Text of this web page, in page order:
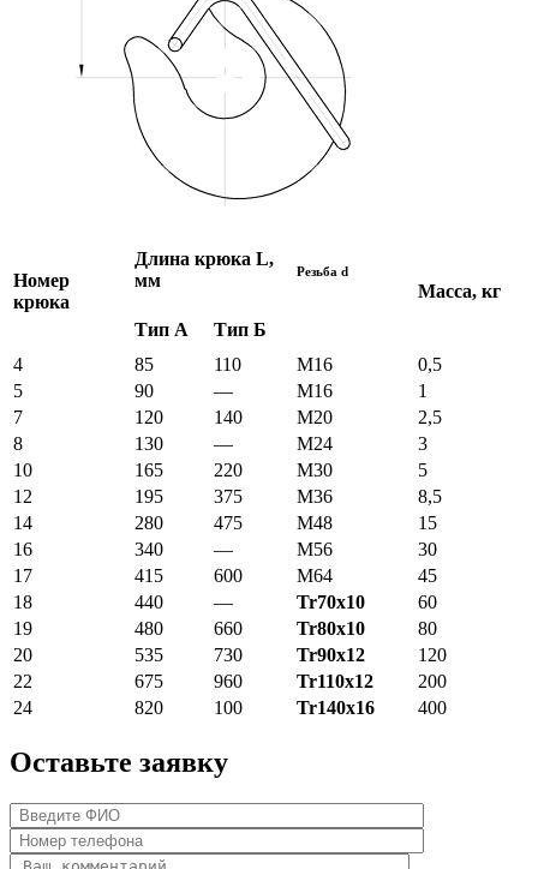
Номер
крюка
Длина крюка L,
мм
Резьба d
Масса, кг
Тип А
Тип Б
4
85 110 М16
0,5
5
90 — М16
1
7
120 140 М20
2,5
8
130 — М24
3
10
165 220 М30
5
12
195 375 М36
8,5
14
280 475 М48
15
16
340 — М56
30
17
415 600 М64
45
18
440 — Tr70x10
60
19
480 660 Tr80x10
80
20
535 730 Tr90x12
120
22
675 960 Tr110x12
200
24
820 100 Tr140x16 400
Оставьте заявку